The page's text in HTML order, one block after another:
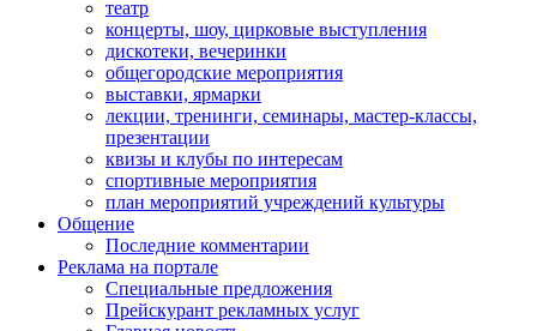
театр
концерты, шоу, цирковые выступления
дискотеки, вечеринки
общегородские мероприятия
выставки, ярмарки
лекции, тренинги, семинары, мастер-классы,
презентации
квизы и клубы по интересам
спортивные мероприятия
план мероприятий учреждений культуры
Общение
Последние комментарии
Реклама на портале
Специальные предложения
Прейскурант рекламных услуг